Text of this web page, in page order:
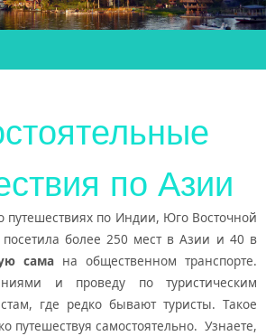
по Азии
путешествиях по Индии, Юго Восточной
более 250 мест в Азии и 40 в
сама на общественном транспорте.
и проведу по туристическим
где редко бывают туристы. Такое
путешествуя самостоятельно. Узнаете,